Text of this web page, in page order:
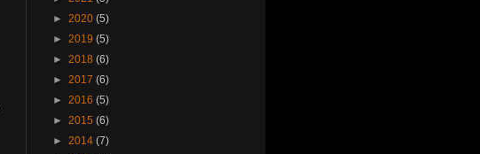
► 2020 (5)
► 2019 (5)
► 2018 (6)
► 2017 (6)
► 2016 (5)
► 2015 (6)
► 2014 (7)